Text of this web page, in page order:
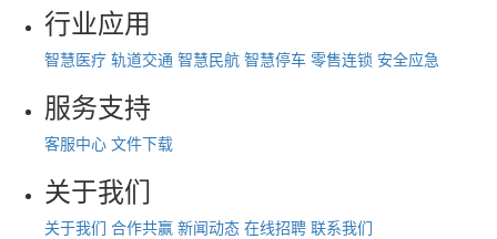
行业应用
智慧医疗 轨道交通 智慧民航 智慧停车 零售连锁 安全应急
服务支持
客服中心 文件下载
关于我们
关于我们 合作共赢 新闻动态 在线招聘 联系我们